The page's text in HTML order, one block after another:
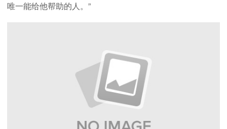
唯一能给他帮助的人。”